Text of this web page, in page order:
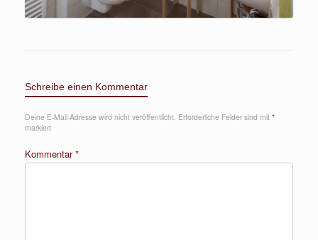
Schreibe einen Kommentar
Deine E-Mail-Adresse wird nicht veröffentlicht. Erforderliche Felder sind mit *
markiert
Kommentar*